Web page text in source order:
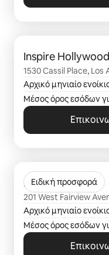
Inspire Hollywood
1530 Cassil Place, Los
Αρχικό μηνιαίο
Μέσος όρος εσόδων
Ειδική προσφορά
Prado
201 West Fairview
Αρχικό μηνιαίο
Μέσος όρος εσόδων